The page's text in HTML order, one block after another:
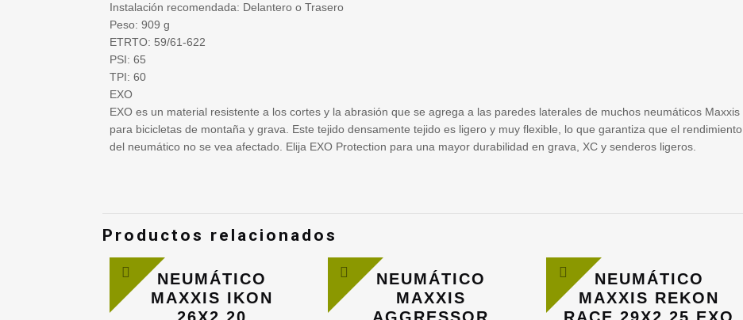
Instalación recomendada: Delantero o Trasero
Peso: 909 g
ETRTO: 59/61-622
PSI: 65
TPI: 60
EXO
EXO es un material resistente a los cortes y la abrasión que se agrega a las paredes laterales de muchos neumáticos Maxxis
para bicicletas de montaña y grava. Este tejido densamente tejido es ligero y muy flexible, lo que garantiza que el rendimiento
del neumático no se vea afectado. Elija EXO Protection para una mayor durabilidad en grava, XC y senderos ligeros.
Productos relacionados
NEUMÁTICO
MAXXIS IKON
NEUMÁTICO
MAXXIS
NEUMÁTICO
MAXXIS REKON